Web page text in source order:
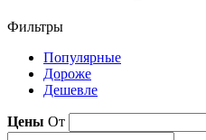
Фильтры
Популярные
Дороже
Дешевле
Цены От